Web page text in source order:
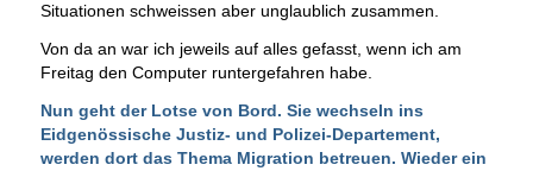
Situationen schweissen aber unglaublich zusammen.
Von da an war ich jeweils auf alles gefasst, wenn ich am
Freitag den Computer runtergefahren habe.
Nun geht der Lotse von Bord. Sie wechseln ins
Eidgenössische Justiz- und Polizei-Departement,
werden dort das Thema Migration betreuen. Wieder ein